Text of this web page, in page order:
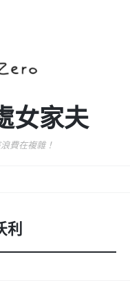
女家夫
費在複雜！
利